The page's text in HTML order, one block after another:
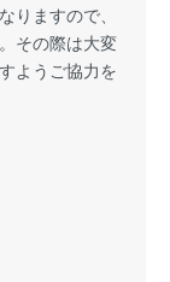
りますので、
その際は大変
ようご協力を